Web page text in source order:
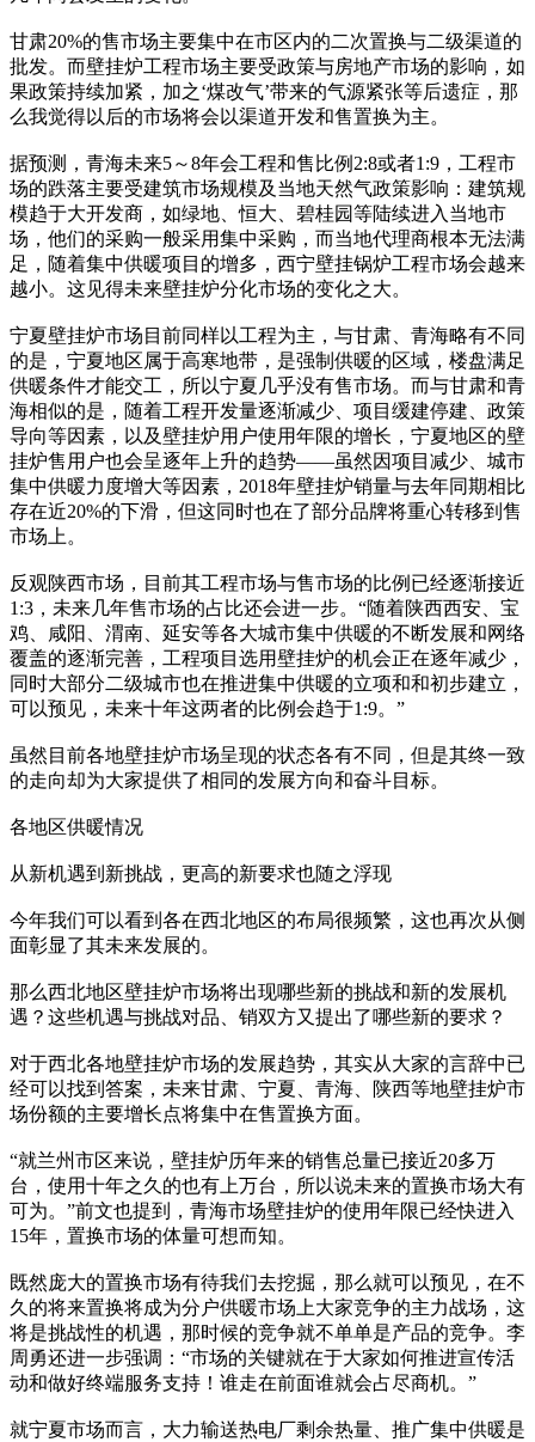
甘肃20%的售市场主要集中在市区内的二次置换与二级渠道的
批发。而壁挂炉工程市场主要受政策与房地产市场的影响，如
果政策持续加紧，加之‘煤改气’带来的气源紧张等后遗症，那
么我觉得以后的市场将会以渠道开发和售置换为主。
据预测，青海未来5～8年会工程和售比例2:8或者1:9，工程市
场的跌落主要受建筑市场规模及当地天然气政策影响：建筑规
模趋于大开发商，如绿地、恒大、碧桂园等陆续进入当地市
场，他们的采购一般采用集中采购，而当地代理商根本无法满
足，随着集中供暖项目的增多，西宁壁挂锅炉工程市场会越来
越小。这见得未来壁挂炉分化市场的变化之大。
宁夏壁挂炉市场目前同样以工程为主，与甘肃、青海略有不同
的是，宁夏地区属于高寒地带，是强制供暖的区域，楼盘满足
供暖条件才能交工，所以宁夏几乎没有售市场。而与甘肃和青
海相似的是，随着工程开发量逐渐减少、项目缓建停建、政策
导向等因素，以及壁挂炉用户使用年限的增长，宁夏地区的壁
挂炉售用户也会呈逐年上升的趋势——虽然因项目减少、城市
集中供暖力度增大等因素，2018年壁挂炉销量与去年同期相比
存在近20%的下滑，但这同时也在了部分品牌将重心转移到售
市场上。
反观陕西市场，目前其工程市场与售市场的比例已经逐渐接近
1:3，未来几年售市场的占比还会进一步。“随着陕西西安、宝
鸡、咸阳、渭南、延安等各大城市集中供暖的不断发展和网络
覆盖的逐渐完善，工程项目选用壁挂炉的机会正在逐年减少，
同时大部分二级城市也在推进集中供暖的立项和和初步建立，
可以预见，未来十年这两者的比例会趋于1:9。”
虽然目前各地壁挂炉市场呈现的状态各有不同，但是其终一致
的走向却为大家提供了相同的发展方向和奋斗目标。
各地区供暖情况
从新机遇到新挑战，更高的新要求也随之浮现
今年我们可以看到各在西北地区的布局很频繁，这也再次从侧
面彰显了其未来发展的。
那么西北地区壁挂炉市场将出现哪些新的挑战和新的发展机
遇？这些机遇与挑战对品、销双方又提出了哪些新的要求？
对于西北各地壁挂炉市场的发展趋势，其实从大家的言辞中已
经可以找到答案，未来甘肃、宁夏、青海、陕西等地壁挂炉市
场份额的主要增长点将集中在售置换方面。
“就兰州市区来说，壁挂炉历年来的销售总量已接近20多万
台，使用十年之久的也有上万台，所以说未来的置换市场大有
可为。”前文也提到，青海市场壁挂炉的使用年限已经快进入
15年，置换市场的体量可想而知。
既然庞大的置换市场有待我们去挖掘，那么就可以预见，在不
久的将来置换将成为分户供暖市场上大家竞争的主力战场，这
将是挑战性的机遇，那时候的竞争就不单单是产品的竞争。李
周勇还进一步强调：“市场的关键就在于大家如何推进宣传活
动和做好终端服务支持！谁走在前面谁就会占尽商机。”
就宁夏市场而言，大力输送热电厂剩余热量、推广集中供暖是